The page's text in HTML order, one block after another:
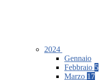
2024
Gennaio
Febbraio 5
Marzo 17